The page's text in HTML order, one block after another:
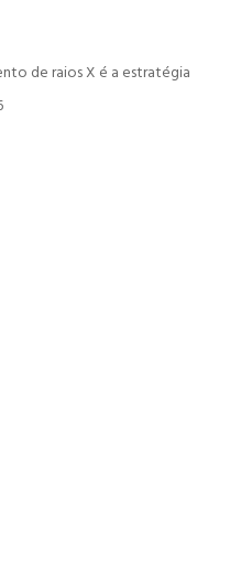
de raios X é a estratégia